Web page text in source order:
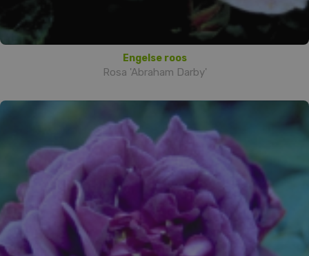
Engelse roos
Rosa 'Abraham Darby'